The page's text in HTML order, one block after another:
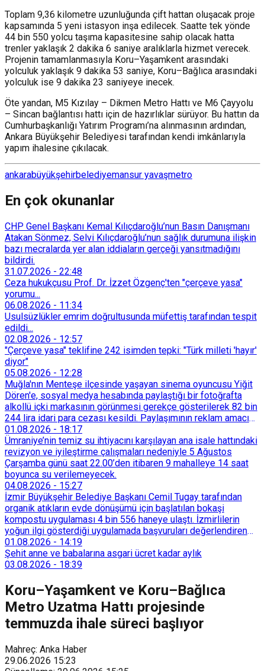
Toplam 9,36 kilometre uzunluğunda çift hattan oluşacak proje
kapsamında 5 yeni istasyon inşa edilecek. Saatte tek yönde
44 bin 550 yolcu taşıma kapasitesine sahip olacak hatta
trenler yaklaşık 2 dakika 6 saniye aralıklarla hizmet verecek.
Projenin tamamlanmasıyla Koru–Yaşamkent arasındaki
yolculuk yaklaşık 9 dakika 53 saniye, Koru–Bağlıca arasındaki
yolculuk ise 9 dakika 23 saniyeye inecek.
Öte yandan, M5 Kızılay – Dikmen Metro Hattı ve M6 Çayyolu
– Sincan bağlantısı hattı için de hazırlıklar sürüyor. Bu hattın da
Cumhurbaşkanlığı Yatırım Programı’na alınmasının ardından,
Ankara Büyükşehir Belediyesi tarafından kendi imkânlarıyla
yapım ihalesine çıkılacak.
ankarabüyükşehirbelediyemansur yavaşmetro
En çok okunanlar
CHP Genel Başkanı Kemal Kılıçdaroğlu’nun Basın Danışmanı
Atakan Sönmez, Selvi Kılıçdaroğlu’nun sağlık durumuna ilişkin
bazı mecralarda yer alan iddiaların gerçeği yansıtmadığını
bildirdi.
31.07.2026 - 22:48
Ceza hukukçusu Prof. Dr. İzzet Özgenç'ten "çerçeve yasa"
yorumu...
06.08.2026 - 11:34
Usulsüzlükler emrim doğrultusunda müfettiş tarafından tespit
edildi...
02.08.2026 - 12:57
"Çerçeve yasa" teklifine 242 isimden tepki: "Türk milleti 'hayır'
diyor"
05.08.2026 - 12:28
Muğla'nın Menteşe ilçesinde yaşayan sinema oyuncusu Yiğit
Dören'e, sosyal medya hesabında paylaştığı bir fotoğrafta
alkollü içki markasının görünmesi gerekçe gösterilerek 82 bin
244 lira idari para cezası kesildi. Paylaşımının reklam amacı
taşımadığını savunan Dören, cezanın iptali için yargıya
başvurdu.
01.08.2026 - 18:17
Ümraniye’nin temiz su ihtiyacını karşılayan ana isale hattındaki
revizyon ve iyileştirme çalışmaları nedeniyle 5 Ağustos
Çarşamba günü saat 22.00’den itibaren 9 mahalleye 14 saat
boyunca su verilemeyecek.
04.08.2026 - 15:27
İzmir Büyükşehir Belediye Başkanı Cemil Tugay tarafından
organik atıkların evde dönüşümü için başlatılan bokaşi
kompostu uygulaması 4 bin 556 haneye ulaştı. İzmirlilerin
yoğun ilgi gösterdiği uygulamada başvuruları değerlendiren
Tarımsal Hizmetler Dairesi Başkanlığı, farklı ilçelerde toplam
128 bokaşi kompost eğitimi düzenleyerek İzmirlileri
sürdürülebilir atık yönetimi sistemine dahil etti.
01.08.2026 - 14:19
Şehit anne ve babalarına asgari ücret kadar aylık
03.08.2026 - 18:39
Koru–Yaşamkent ve Koru–Bağlıca
Metro Uzatma Hattı projesinde
temmuzda ihale süreci başlıyor
Mahreç: Anka Haber
29.06.2026 15:23